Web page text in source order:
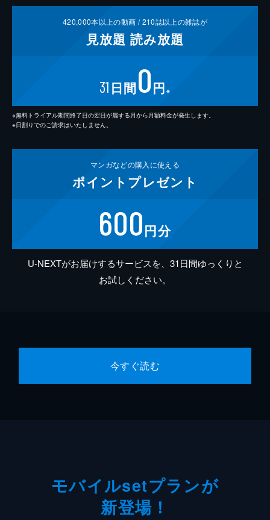
420,000本以上の動画 /210誌以上の雑誌が
見放題 読み放題
31 日間0円 ※
※無料トライアル期間終了日の翌日が属する月から月額料金が発生します。
※日割りでのご請求はいたしません。
マンガなどの購入に使える
ポイント プレゼント
600円分
U-NEXTがお届けするサービスを、31日間ゆっくりと
お試しください。
今すぐ読む
モバイルsetプランが
新登場！